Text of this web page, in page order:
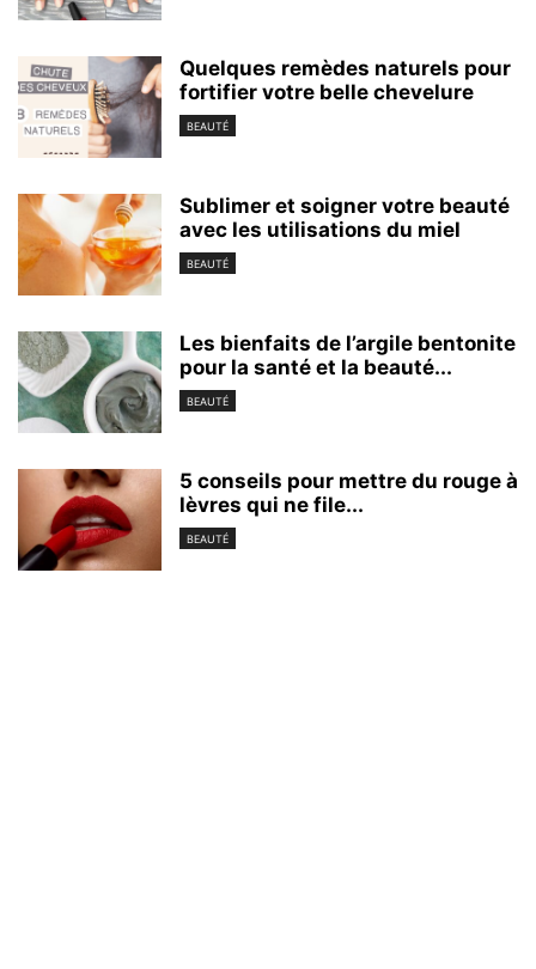
Quelques remèdes naturels pour
fortifier votre belle chevelure
BEAUTÉ
Sublimer et soigner votre beauté
avec les utilisations du miel
BEAUTÉ
Les bienfaits de l’argile bentonite
pour la santé et la beauté...
BEAUTÉ
5 conseils pour mettre du rouge à
lèvres qui ne file...
BEAUTÉ